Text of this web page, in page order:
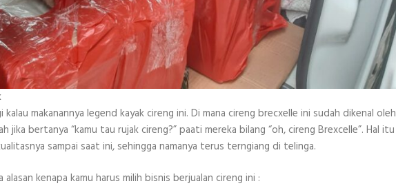
makanannya legend kayak cireng ini. Di mana cireng brecxelle ini sudah dikenal oleh
jika bertanya “kamu tau rujak cireng?” paati mereka bilang “oh, cireng Brexcelle”. Hal itu
sampai saat ini, sehingga namanya terus terngiang di telinga.
kenapa kamu harus milih bisnis berjualan cireng ini :